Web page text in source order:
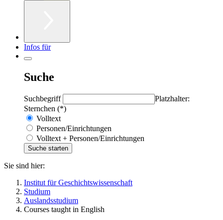
Infos für
Suche
Suchbegriff
Platzhalter:
Sternchen (*)
Volltext
Personen/Einrichtungen
Volltext + Personen/Einrichtungen
Sie sind hier:
Institut für Geschichtswissenschaft
Studium
Auslandsstudium
Courses taught in English